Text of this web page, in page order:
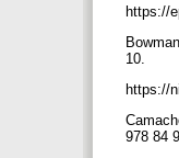
https://
10.
https://
978 84